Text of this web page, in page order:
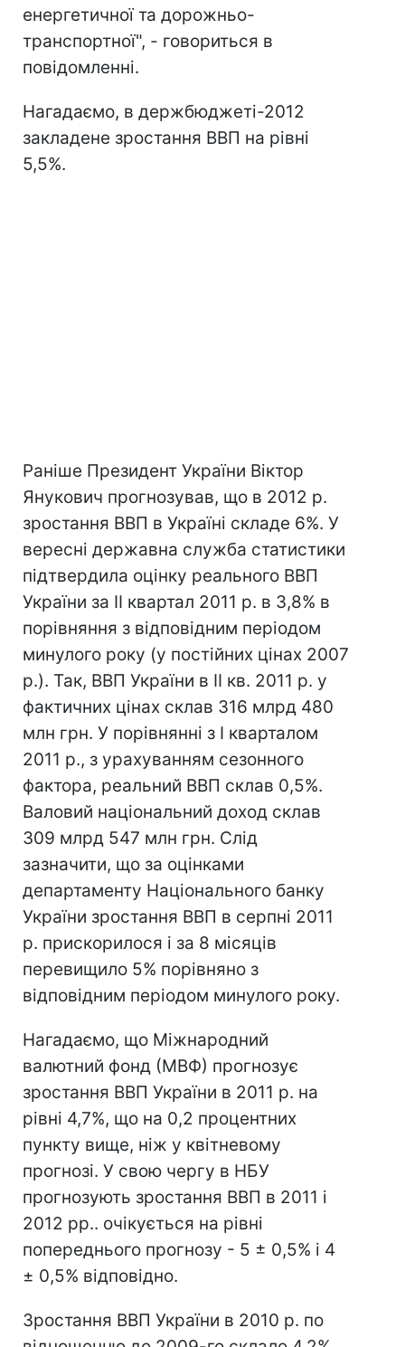
енергетичної та дорожньо-
транспортної", - говориться в
повідомленні.
Нагадаємо, в держбюджеті-2012
закладене зростання ВВП на рівні
5,5%.
Раніше Президент України Віктор
Янукович прогнозував, що в 2012 р.
зростання ВВП в Україні складе 6%. У
вересні державна служба статистики
підтвердила оцінку реального ВВП
України за II квартал 2011 р. в 3,8% в
порівняння з відповідним періодом
минулого року (у постійних цінах 2007
р.). Так, ВВП України в II кв. 2011 р. у
фактичних цінах склав 316 млрд 480
млн грн. У порівнянні з I кварталом
2011 р., з урахуванням сезонного
фактора, реальний ВВП склав 0,5%.
Валовий національний доход склав
309 млрд 547 млн ​​грн. Слід
зазначити, що за оцінками
департаменту Національного банку
України зростання ВВП в серпні 2011
р. прискорилося і за 8 місяців
перевищило 5% порівняно з
відповідним періодом минулого року.
Нагадаємо, що Міжнародний
валютний фонд (МВФ) прогнозує
зростання ВВП України в 2011 р. на
рівні 4,7%, що на 0,2 процентних
пункту вище, ніж у квітневому
прогнозі. У свою чергу в НБУ
прогнозують зростання ВВП в 2011 і
2012 рр.. очікується на рівні
попереднього прогнозу - 5 ± 0,5% і 4
± 0,5% відповідно.
Зростання ВВП України в 2010 р. по